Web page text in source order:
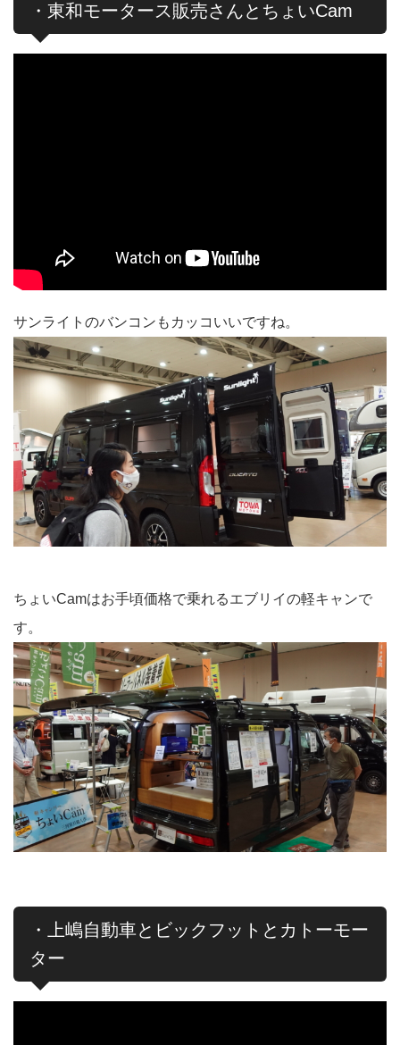
・東和モータース販売さんとちょいCam
サンライトのバンコンもカッコいいですね。
ちょいCamはお手頃価格で乗れるエブリイの軽キャンで
す。
・上嶋自動車とビックフットとカトーモー
ター